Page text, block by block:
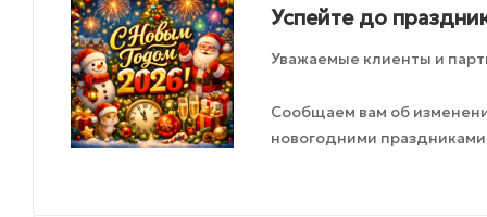
Успейте до
Уважаемые клиенты и
Сообщаем вам об
новогодними